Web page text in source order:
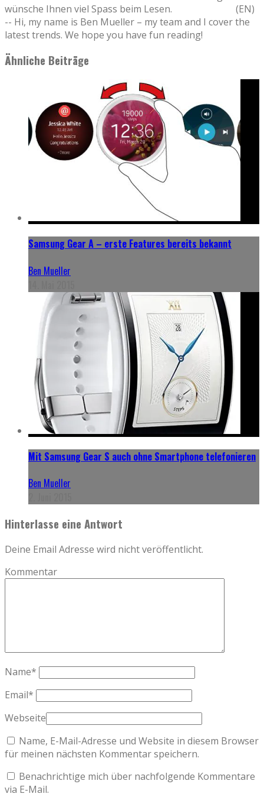
wünsche Ihnen viel Spass beim Lesen. (EN)
-- Hi, my name is Ben Mueller – my team and I cover the
latest trends. We hope you have fun reading!
Ähnliche Beiträge
Samsung Gear A – erste Features bereits bekannt
Ben Mueller
Mit Samsung Gear S auch ohne Smartphone telefonieren
Ben Mueller
Hinterlasse eine Antwort
Deine Email Adresse wird nicht veröffentlicht.
Kommentar
Name*
Email*
Webseite
Name, E-Mail-Adresse und Website in diesem Browser
für meinen nächsten Kommentar speichern.
Benachrichtige mich über nachfolgende Kommentare
via E-Mail.